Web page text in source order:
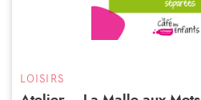
LOISIRS